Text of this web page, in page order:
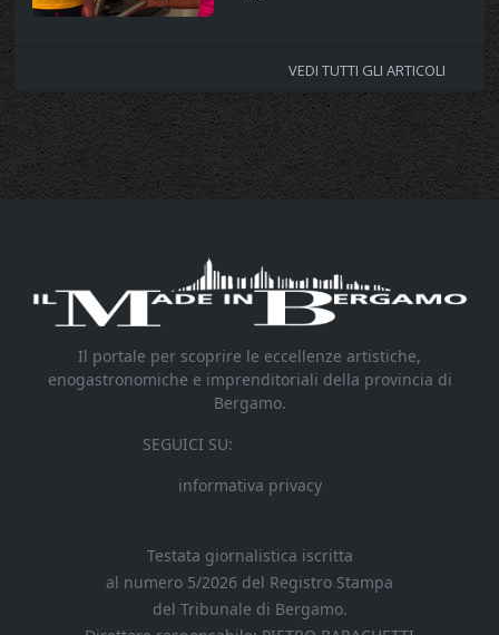
VEDI TUTTI GLI ARTICOLI
Il portale per scoprire le eccellenze artistiche,
enogastronomiche e imprenditoriali della provincia di
Bergamo.
SEGUICI SU:
informativa privacy
Testata giornalistica iscritta
al numero 5/2026 del Registro Stampa
del Tribunale di Bergamo.